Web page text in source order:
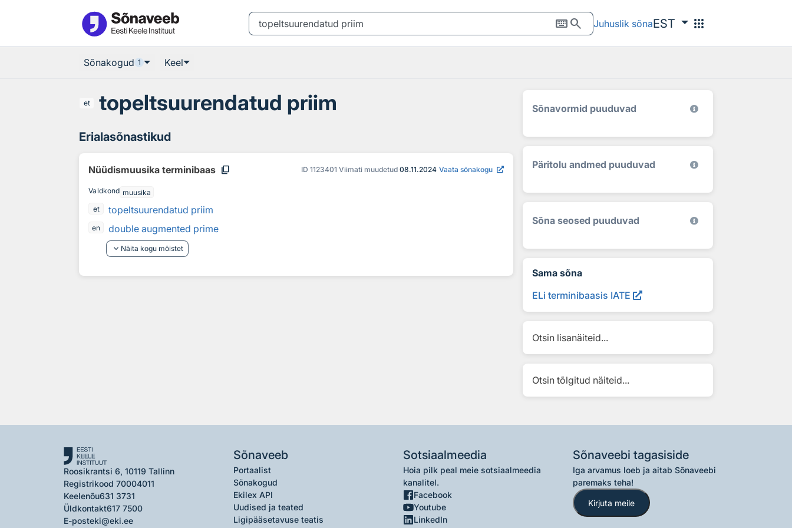
keyboardsearch Juhuslik sõnaEST apps
Sõnakogud 1 Keel
et topeltsuurendatud priim
Erialasõnastikud
Nüüdismuusika terminibaas content_copy ID 1123401 Viimati muudetud 08.11.2024 Vaata sõnakogu
Valdkond muusika
et
topeltsuurendatud priim
en
double augmented prime
keyboard_arrow_down Näita kogu mõistet
Sõnavormid puuduvad
Päritolu andmed puuduvad
Sõna seosed puuduvad
Sama sõna
ELi terminibaasis IATE
Otsin lisanäiteid...
Otsin tõlgitud näiteid...
Roosikrantsi 6, 10119 Tallinn
Registrikood 70004011
Keelenõu631 3731
Üldkontakt617 7500
E-posteki@eki.ee
Sõnaveeb
Portaalist
Sõnakogud
Ekilex API
Uudised ja teated
Ligipääsetavuse teatis
Sotsiaalmeedia
Hoia pilk peal meie sotsiaalmeedia
kanalitel.
Facebook
Youtube
LinkedIn
Sõnaveebi tagasiside
Iga arvamus loeb ja aitab Sõnaveebi
paremaks teha!
Kirjuta meile